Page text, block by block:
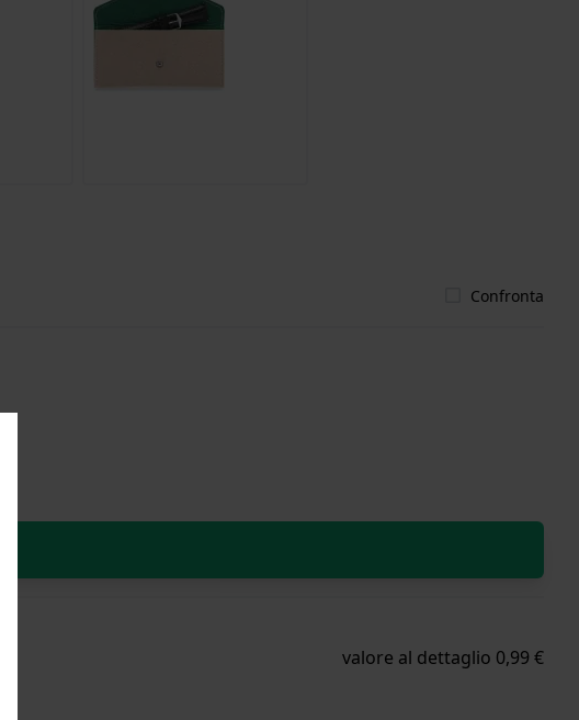
Confronta
valore al dettaglio 0,99 €